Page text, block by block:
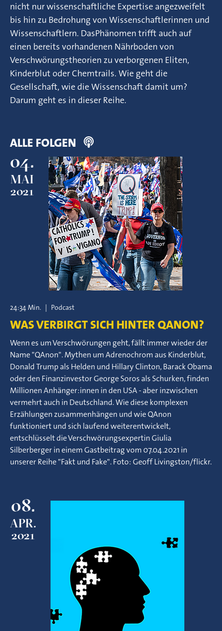
nicht nur wissenschaftliche Expertise angezweifelt
bis hin zu Bedrohung von Wissenschaftlerinnen und
Wissenschaftlern. DasPhänomen trifft auch auf
einen bereits vorhandenen Nährboden von
Verschwörungstheorien zu verborgenen Eliten,
Kinderblut oder Chemtrails. Wie geht die
Gesellschaft, wie die Wissenschaft damit um?
Darum geht es in dieser Reihe.
ALLE FOLGEN
04.
MAI
2021
24:34 Min. | Podcast
WAS VERBIRGT SICH HINTER QANON?
Wenn es um Verschwörungen geht, fällt immer wieder der
Name "QAnon". Mythen um Adrenochrom aus Kinderblut,
Donald Trump als Helden und Hillary Clinton, Barack Obama
oder den Finanzinvestor George Soros als Schurken, finden
Millionen Anhänger:innen in den USA - aber inzwischen
vermehrt auch in Deutschland. Wie diese komplexen
Erzählungen zusammenhängen und wie QAnon
funktioniert und sich laufend weiterentwickelt,
entschlüsselt die Verschwörungsexpertin Giulia
Silberberger in einem Gastbeitrag vom 07.04.2021 in
unserer Reihe "Fakt und Fake". Foto: Geoff Livingston/flickr.
08.
APR.
2021